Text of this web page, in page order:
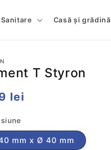
Sanitare Casă și grădină
T Styron
lei
mm x Ø 40 mm